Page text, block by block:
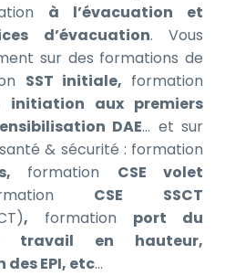
à l’évacuation et
d’évacuation. Vous
sur des formations de
SST initiale, formation
initiation aux premiers
DAE… et sur
& sécurité : formation
formation CSE volet
CSE SSCT
, formation port du
travail en hauteur,
EPI, etc…